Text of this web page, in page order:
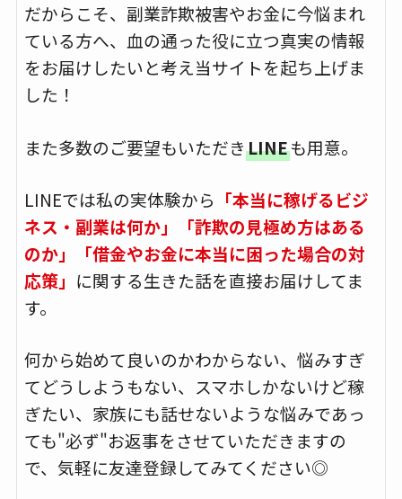
だからこそ、副業詐欺被害やお金に今悩まれ
ている方へ、血の通った役に立つ真実の情報
をお届けしたいと考え当サイトを起ち上げま
した！
また多数のご要望もいただきLINEも用意。
LINEでは私の実体験から 「本当に稼げるビジ
ネス・副業は何か」「詐欺の見極め方はある
のか」「借金やお金に本当に困った場合の対
応策」 に関する生きた話を直接お届けしてま
す。
何から始めて良いのかわからない、悩みすぎ
てどうしようもない、スマホしかないけど稼
ぎたい、家族にも話せないような悩みであっ
ても"必ず"お返事をさせていただきますの
で、気軽に友達登録してみてください◎